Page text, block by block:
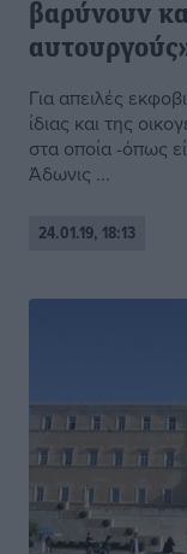
βαρύνουν
Για απειλές
ίδιας και της
στα οποία -όπως
Άδωνις ...
24.01.19, 18:13